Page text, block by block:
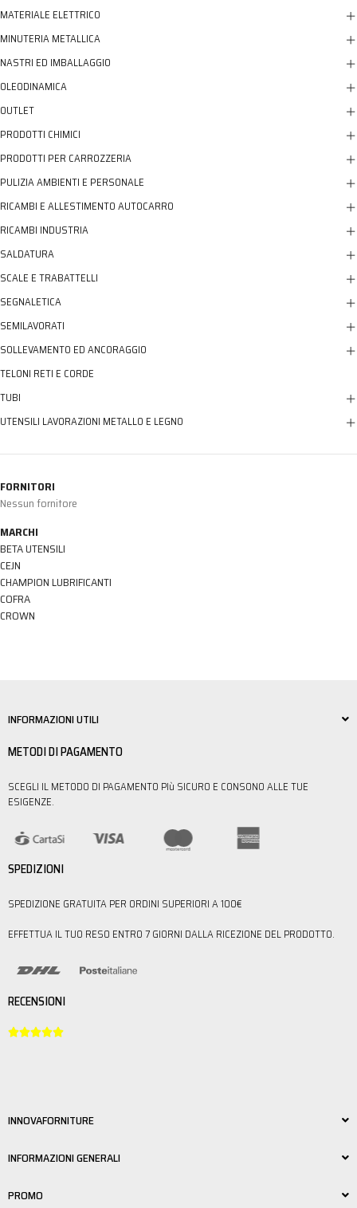
MATERIALE ELETTRICO
MINUTERIA METALLICA
NASTRI ED IMBALLAGGIO
OLEODINAMICA
OUTLET
PRODOTTI CHIMICI
PRODOTTI PER CARROZZERIA
PULIZIA AMBIENTI E PERSONALE
RICAMBI E ALLESTIMENTO AUTOCARRO
RICAMBI INDUSTRIA
SALDATURA
SCALE E TRABATTELLI
SEGNALETICA
SEMILAVORATI
SOLLEVAMENTO ED ANCORAGGIO
TELONI RETI E CORDE
TUBI
UTENSILI LAVORAZIONI METALLO E LEGNO
FORNITORI
Nessun fornitore
MARCHI
BETA UTENSILI
CEJN
CHAMPION LUBRIFICANTI
COFRA
CROWN
INFORMAZIONI UTILI
METODI DI PAGAMENTO
SCEGLI IL METODO DI PAGAMENTO PIù SICURO E CONSONO ALLE TUE
ESIGENZE.
SPEDIZIONI
SPEDIZIONE GRATUITA PER ORDINI SUPERIORI A 100€
EFFETTUA IL TUO RESO ENTRO 7 GIORNI DALLA RICEZIONE DEL PRODOTTO.
RECENSIONI

INNOVAFORNITURE
INFORMAZIONI GENERALI
PROMO